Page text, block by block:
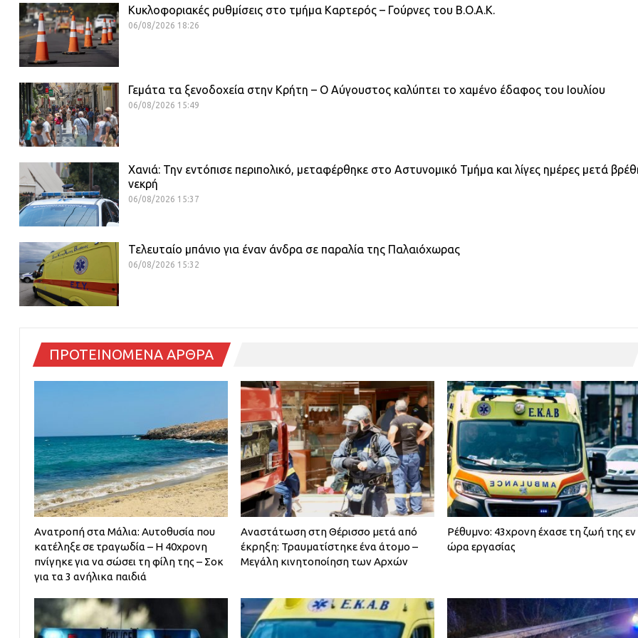
Κυκλοφοριακές ρυθμίσεις στο τμήμα Καρτερός – Γούρνες του Β.Ο.Α.Κ.
06/08/2026 18:26
Γεμάτα τα ξενοδοχεία στην Κρήτη – Ο Αύγουστος καλύπτει το χαμένο έδαφος του Ιουλίου
06/08/2026 15:49
Χανιά: Την εντόπισε περιπολικό, μεταφέρθηκε στο Αστυνομικό Τμήμα και λίγες ημέρες μετά
νεκρή
06/08/2026 15:37
Τελευταίο μπάνιο για έναν άνδρα σε παραλία της Παλαιόχωρας
06/08/2026 15:32
ΠΡΟΤΕΙΝΟΜΕΝΑ ΑΡΘΡΑ
Ανατροπή στα Μάλια: Αυτοθυσία που
κατέληξε σε τραγωδία – Η 40χρονη
πνίγηκε για να σώσει τη φίλη της – Σοκ
για τα 3 ανήλικα παιδιά
Αναστάτωση στη Θέρισσο μετά από
έκρηξη: Τραυματίστηκε ένα άτομο –
Μεγάλη κινητοποίηση των Αρχών
Ρέθυμνο: 43χρονη έχασε τη ζωή της εν
ώρα εργασίας